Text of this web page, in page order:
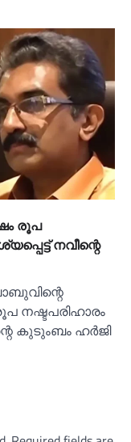
രൂപ
നവീന്റെ
നഷ്ടപരിഹാരം
കുടുംബം ഹര്‍ജി